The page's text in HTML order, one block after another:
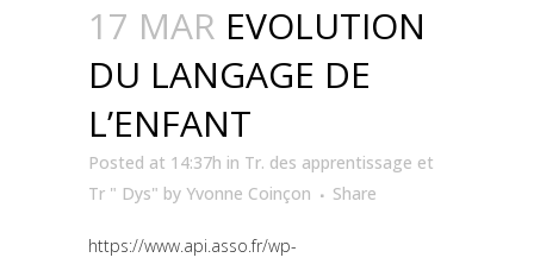
17 MAR EVOLUTION
DU LANGAGE DE
L’ENFANT
Posted at 14:37h in Tr. des apprentissage et
Tr " Dys" by Yvonne Coinçon Share
https://www.api.asso.fr/wp-